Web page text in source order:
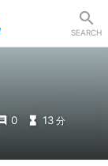
SEARCH
0 13 分